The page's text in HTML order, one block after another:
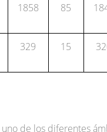
1858 85
329 15
uno de los diferentes